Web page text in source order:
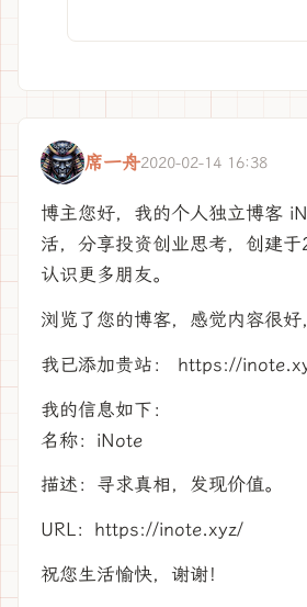
席一舟2020-02-14 16:38
博主您好，我的个人独立博客
活，分享投资创业思考，创建
认识更多朋友。
浏览了您的博客，感觉内容很好
我已添加贵站： https://
我的信息如下：
名称：iNote
描述：寻求真相，发现价值。
URL：https://inote.xyz/
祝您生活愉快，谢谢！